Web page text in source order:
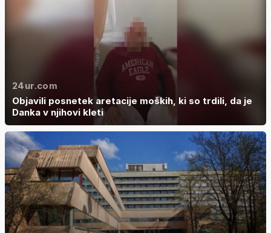
24ur.com
Objavili posnetek aretacije moških, ki so trdili, da je
Danka v njihovi kleti